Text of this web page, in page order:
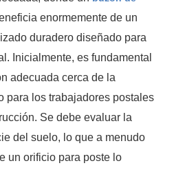
enormemente de un
duradero diseñado para
Inicialmente, es fundamental
adecuada cerca de la
para los trabajadores postales
Se debe evaluar la
del suelo, lo que a menudo
un orificio para poste lo